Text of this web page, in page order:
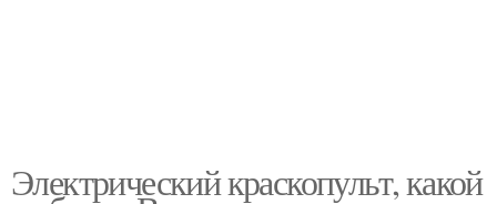
Электрический краскопульт, какой